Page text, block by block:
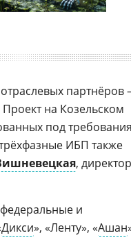
партнёров
на Козельском
под
ИБП также
, директор
и
Дикси», «Ленту», «Ашан